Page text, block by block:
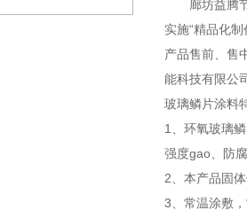
廊坊益腾节
实施“精品化
产品售前、售
能科技有限公
玻璃鳞片涂料
1、环氧玻璃
强度gao、防
2、本产品固
3、常温涂敷